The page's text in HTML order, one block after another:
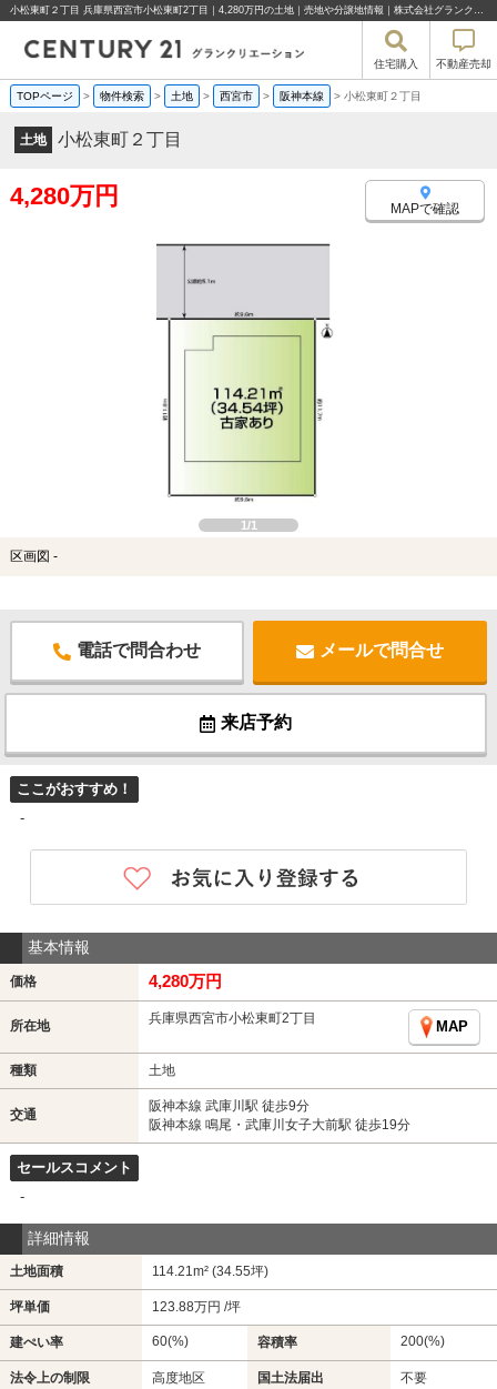
小松東町２丁目 兵庫県西宮市小松東町2丁目｜4,280万円の土地｜売地や分譲地情報｜株式会社グランクリエーション
住宅購入 不動産売却
TOPページ > 物件検索 > 土地 > 西宮市 > 阪神本線 > 小松東町２丁目
土地 小松東町２丁目
4,280万円 MAPで確認
1/1
区画図 -
電話で問合わせ メールで問合せ
来店予約
ここがおすすめ！
-
基本情報
価格 4,280万円
所在地 兵庫県西宮市小松東町2丁目
MAP
種類 土地
交通
阪神本線 武庫川駅 徒歩9分
阪神本線 鳴尾・武庫川女子大前駅 徒歩19分
セールスコメント
-
詳細情報
土地面積 114.21m² (34.55坪)
坪単価 123.88万円 /坪
建ぺい率 60(%) 容積率 200(%)
法令上の制限 高度地区 国土法届出 不要